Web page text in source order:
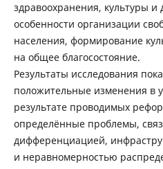
здравоохранения, культуры и
особенности организации
населения, формирование
на общее благосостояние.
Результаты исследования
положительные изменения в
результате проводимых
определённые проблемы,
дифференциацией,
и неравномерностью